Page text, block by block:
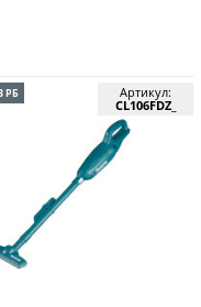
РБ
Артикул:
CL106FDZ_